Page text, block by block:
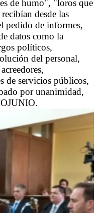
de humo", "loros que
desde las
pedido de informes,
datos como la
políticos,
del personal,
de servicios públicos,
por unanimidad,